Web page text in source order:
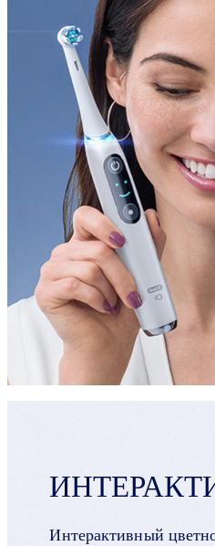
Интерактивный